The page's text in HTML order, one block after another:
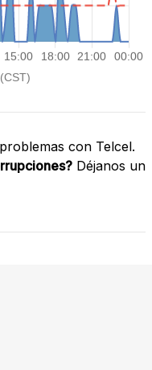
con Telcel.
Déjanos un